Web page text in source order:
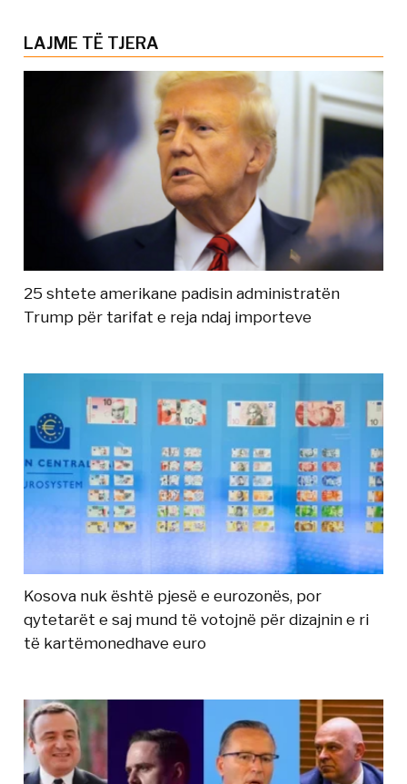
LAJME TË TJERA
25 shtete amerikane padisin administratën
Trump për tarifat e reja ndaj importeve
Kosova nuk është pjesë e eurozonës, por
qytetarët e saj mund të votojnë për dizajnin e ri
të kartëmonedhave euro